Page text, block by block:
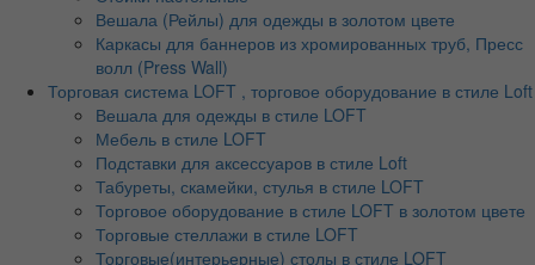
Вешала (Рейлы) для одежды в золотом цвете
Каркасы для баннеров из хромированных труб, Пресс
волл (Press Wall)
Торговая система LOFT , торговое оборудование в стиле Loft
Вешала для одежды в стиле LOFT
Мебель в стиле LOFT
Подставки для аксессуаров в стиле Loft
Табуреты, скамейки, стулья в стиле LOFT
Торговое оборудование в стиле LOFT в золотом цвете
Торговые стеллажи в стиле LOFT
Торговые(интерьерные) столы в стиле LOFT